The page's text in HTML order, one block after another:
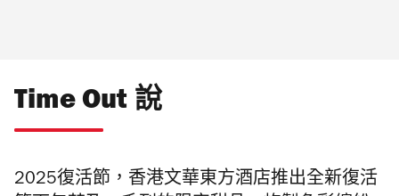
Time Out 說
2025復活節，香港文華東方酒店推出全新復活